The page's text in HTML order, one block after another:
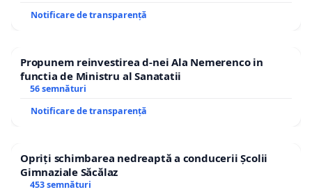
Notificare de transparență
Propunem reinvestirea d-nei Ala Nemerenco in
functia de Ministru al Sanatatii
56 semnături
Notificare de transparență
Opriți schimbarea nedreaptă a conducerii Școlii
Gimnaziale Săcălaz
453 semnături